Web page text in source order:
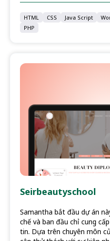
HTML CSS Java Script
PHP
Seirbeautyschool
Samantha bắt đầu dự án
chế và ban đầu chỉ cung
tin. Dựa trên chuyên môn